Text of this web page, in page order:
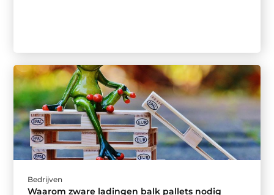
Bedrijven
Waarom zware ladingen balk pallets nodig